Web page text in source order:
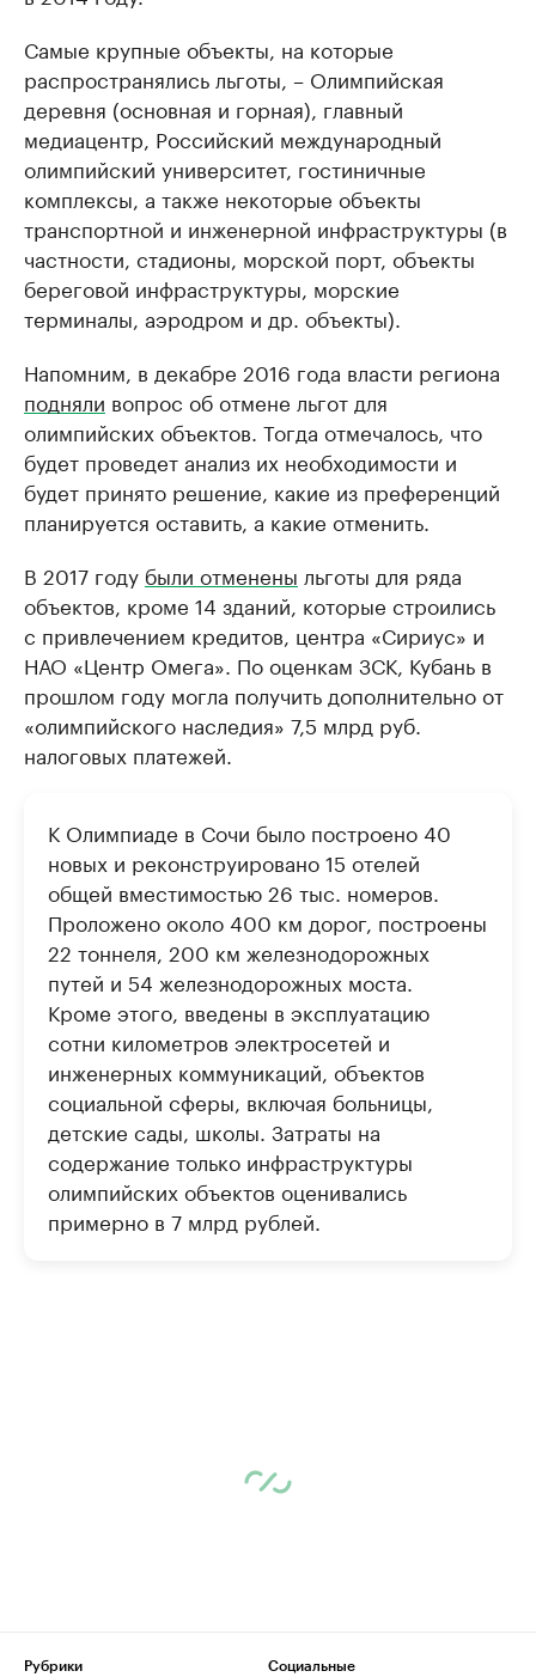
Самые крупные объекты, на которые
распространялись льготы, – Олимпийская
деревня (основная и горная), главный
медиацентр, Российский международный
олимпийский университет, гостиничные
комплексы, а также некоторые объекты
транспортной и инженерной инфраструктуры (в
частности, стадионы, морской порт, объекты
береговой инфраструктуры, морские
терминалы, аэродром и др. объекты).
Напомним, в декабре 2016 года власти региона
подняли вопрос об отмене льгот для
олимпийских объектов. Тогда отмечалось, что
будет проведет анализ их необходимости и
будет принято решение, какие из преференций
планируется оставить, а какие отменить.
В 2017 году были отменены льготы для ряда
объектов, кроме 14 зданий, которые строились
с привлечением кредитов, центра «Сириус» и
НАО «Центр Омега». По оценкам ЗСК, Кубань в
прошлом году могла получить дополнительно от
«олимпийского наследия» 7,5 млрд руб.
налоговых платежей.
К Олимпиаде в Сочи было построено 40
новых и реконструировано 15 отелей
общей вместимостью 26 тыс. номеров.
Проложено около 400 км дорог, построены
22 тоннеля, 200 км железнодорожных
путей и 54 железнодорожных моста.
Кроме этого, введены в эксплуатацию
сотни километров электросетей и
инженерных коммуникаций, объектов
социальной сферы, включая больницы,
детские сады, школы. Затраты на
содержание только инфраструктуры
олимпийских объектов оценивались
примерно в 7 млрд рублей.
Рубрики
Социальные